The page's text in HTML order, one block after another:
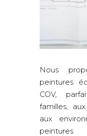
Nous
peintures
COV,
familles,
aux